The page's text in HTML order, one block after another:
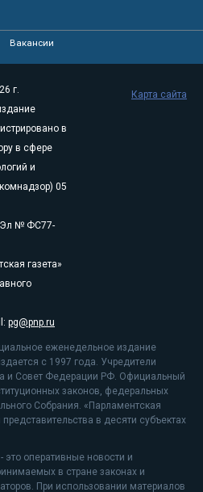
Вакансии
г.
в
в сфере
и
05
Эл № ФС77-
газета»
pg@pnp.ru
еженедельное издание
с 1997 года. Учредители
и Совет Федерации РФ. Официальный
законов, федеральных
Собрания. «Парламентская
в десяти субъектах
это оперативные новости и
в стране законах и
При использовании материалов
Карта сайта